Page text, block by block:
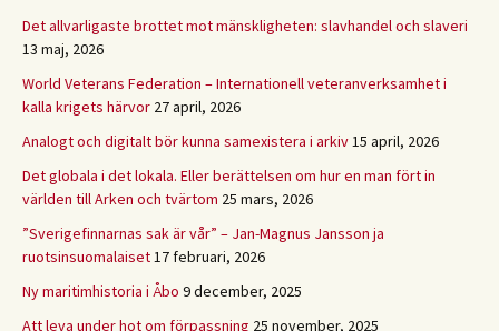
Det allvarligaste brottet mot mänskligheten: slavhandel och slaveri
13 maj, 2026
World Veterans Federation – Internationell veteranverksamhet i
kalla krigets härvor 27 april, 2026
Analogt och digitalt bör kunna samexistera i arkiv15 april, 2026
Det globala i det lokala. Eller berättelsen om hur en man fört in
världen till Arken och tvärtom 25 mars, 2026
”Sverigefinnarnas sak är vår” – Jan-Magnus Jansson ja
ruotsinsuomalaiset17 februari, 2026
Ny maritimhistoria i Åbo 9 december, 2025
Att leva under hot om förpassning 25 november, 2025